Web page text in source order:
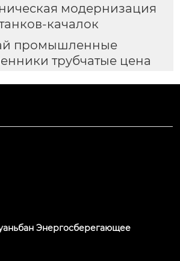
модернизация
качалок
промышленные
трубчатые цена
Энергосберегающее